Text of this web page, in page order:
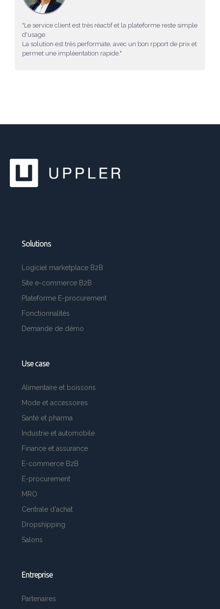
"Le service client est très réactif et la plateforme reste simple
d'usage.
La solution est très performate, avec un bon rpport de prix et
permet une impléentation rapide."
Solutions
Logiciel marketplace B2B
Site e-commerce B2B
Plateforme E-procurement
Fonctionnalités
Demande de démo
Use case
Alimentaire et boissons
Mode et accessoires
Santé et pharma
Industrie et automobile
Finance et assurance
E-commerce B2B
E-procurement
MRO
Centrale d'achat
Dropshipping
Salons
Entreprise
Partenaires